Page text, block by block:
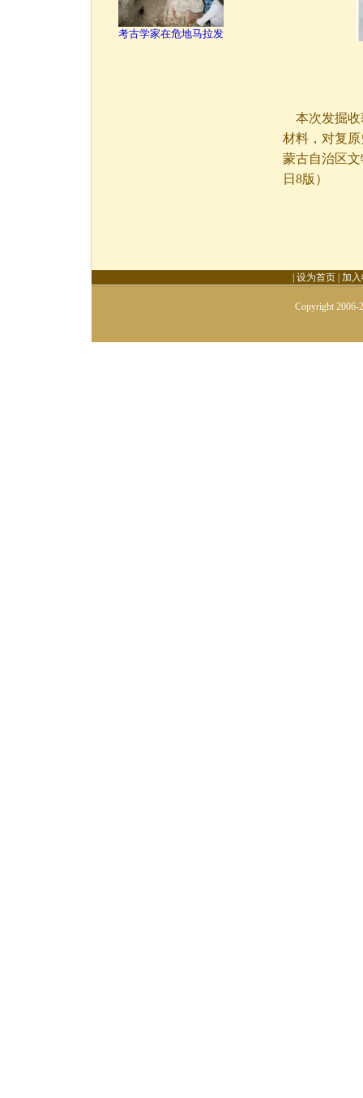
考古学家在危地马拉发
本次发掘收
材料，对复
蒙古自治区
日8版）
设为首页 加
Copyright